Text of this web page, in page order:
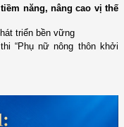
năng, nâng cao vị thế
triển bền vững
“Phụ nữ nông thôn khởi